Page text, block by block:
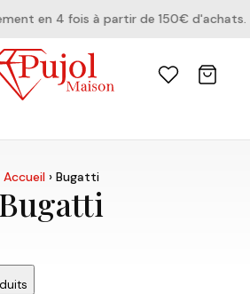
en 4 fois à partir de 150€ d'achats.
Accueil› Bugatti
Bugatti